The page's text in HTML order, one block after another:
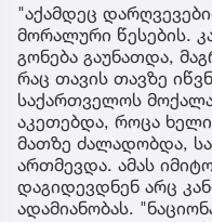
"აქამდეც
მორალური წესების.
გონება გაუნათდა,
რაც თავის თავზე
საქართველოს
აკეთებდა, როცა
მათზე ძალადობდა,
ართმევდა. ამას
დაგიდევდნენ არც
ადამიანობას.